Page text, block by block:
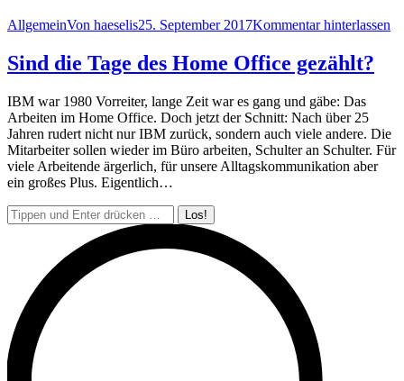
AllgemeinVon haeselis25. September 2017Kommentar hinterlassen
Sind die Tage des Home Office gezählt?
IBM war 1980 Vorreiter, lange Zeit war es gang und gäbe: Das
Arbeiten im Home Office. Doch jetzt der Schnitt: Nach über 25
Jahren rudert nicht nur IBM zurück, sondern auch viele andere. Die
Mitarbeiter sollen wieder im Büro arbeiten, Schulter an Schulter. Für
viele Arbeitende ärgerlich, für unsere Alltagskommunikation aber
ein großes Plus. Eigentlich…
Search: